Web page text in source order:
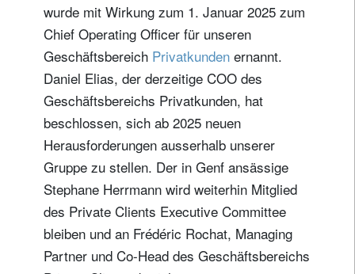
wurde mit Wirkung zum 1. Januar 2025 zum
Chief Operating Officer für unseren
Geschäftsbereich Privatkunden ernannt.
Daniel Elias, der derzeitige COO des
Geschäftsbereichs Privatkunden, hat
beschlossen, sich ab 2025 neuen
Herausforderungen ausserhalb unserer
Gruppe zu stellen. Der in Genf ansässige
Stephane Herrmann wird weiterhin Mitglied
des Private Clients Executive Committee
bleiben und an Frédéric Rochat, Managing
Partner und Co-Head des Geschäftsbereichs